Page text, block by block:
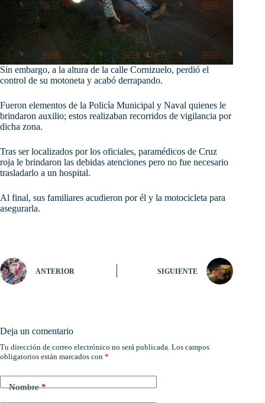
Sin embargo, a la altura de la calle Cornizuelo, perdió el
control de su motoneta y acabó derrapando.
Fueron elementos de la Policía Municipal y Naval quienes le
brindaron auxilio; estos realizaban recorridos de vigilancia por
dicha zona.
Tras ser localizados por los oficiales, paramédicos de Cruz
roja le brindaron las debidas atenciones pero no fue necesario
trasladarlo a un hospital.
Al final, sus familiares acudieron por él y la motocicleta para
asegurarla.
ANTERIOR SIGUIENTE
Deja un comentario
Tu dirección de correo electrónico no será publicada. Los campos
obligatorios están marcados con *
Nombre*